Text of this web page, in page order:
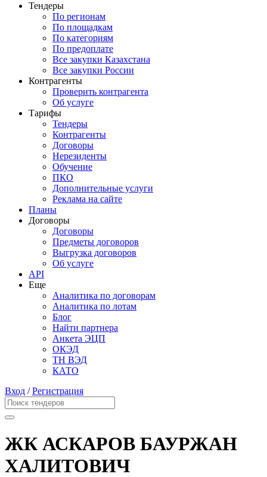
Тендеры
По регионам
По площадкам
По категориям
По предоплате
Все закупки Казахстана
Все закупки России
Контрагенты
Проверить контрагента
Об услуге
Тарифы
Тендеры
Контрагенты
Договоры
Нерезиденты
Обучение
ПКО
Дополнительные услуги
Реклама на сайте
Планы
Договоры
Договоры
Предметы договоров
Выгрузка договоров
Об услуге
API
Еще
Аналитика по договорам
Аналитика по лотам
Блог
Найти партнера
Анкета ЭЦП
ОКЭД
ТН ВЭД
КАТО
Вход /Регистрация
ЖК АСКАРОВ БАУРЖАН
ХАЛИТОВИЧ